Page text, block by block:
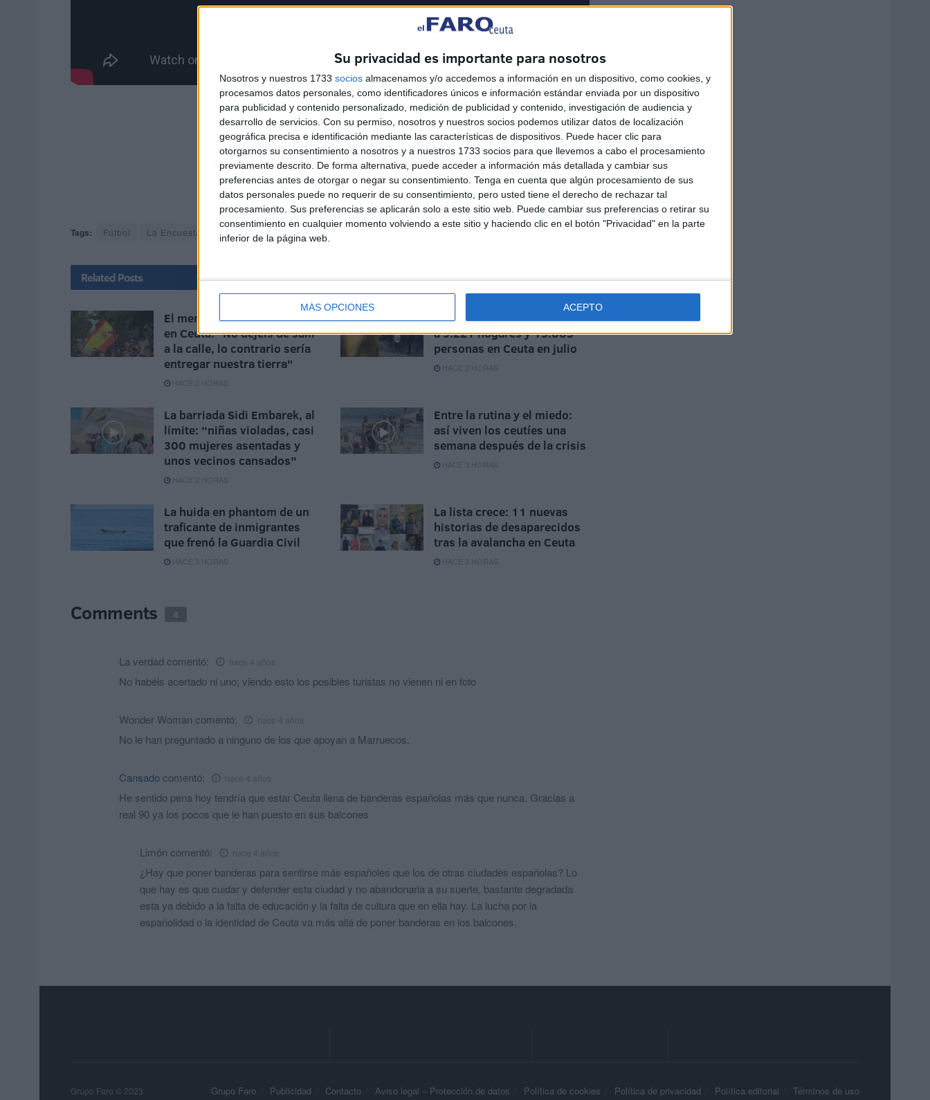
Su privacidad es importante para nosotros
Nosotros y nuestros 1733 socios almacenamos y/o accedemos a información en un dispositivo, como cookies, y
procesamos datos personales, como identificadores únicos e información estándar enviada por un dispositivo
para publicidad y contenido personalizado, medición de publicidad y contenido, investigación de audiencia y
desarrollo de servicios. Con su permiso, nosotros y nuestros socios podemos utilizar datos de localización
geográfica precisa e identificación mediante las características de dispositivos. Puede hacer clic para
otorgarnos su consentimiento a nosotros y a nuestros 1733 socios para que llevemos a cabo el procesamiento
previamente descrito. De forma alternativa, puede acceder a información más detallada y cambiar sus
preferencias antes de otorgar o negar su consentimiento. Tenga en cuenta que algún procesamiento de sus
datos personales puede no requerir de su consentimiento, pero usted tiene el derecho de rechazar tal
procesamiento. Sus preferencias se aplicarán solo a este sitio web. Puede cambiar sus preferencias o retirar su
consentimiento en cualquier momento volviendo a este sitio y haciendo clic en el botón "Privacidad" en la parte
inferior de la página web.
MÁS OPCIONES ACEPTO
Tags: Fútbol La Encuesta Marruecos Vecinos
Related Posts
El mensaje que se hace viral
en Ceuta: "No dejéis de salir
a la calle, lo contrario sería
entregar nuestra tierra"
HACE 2 HORAS
El Ingreso Mínimo Vital llega
a 3.221 hogares y 13.005
personas en Ceuta en julio
HACE 2 HORAS
La barriada Sidi Embarek, al
límite: “niñas violadas, casi
300 mujeres asentadas y
unos vecinos cansados”
HACE 2 HORAS
Entre la rutina y el miedo:
así viven los ceutíes una
semana después de la crisis
HACE 3 HORAS
La huida en phantom de un
traficante de inmigrantes
que frenó la Guardia Civil
HACE 3 HORAS
La lista crece: 11 nuevas
historias de desaparecidos
tras la avalancha en Ceuta
HACE 3 HORAS
Comments 4
La verdad comentó: hace 4 años
No habéis acertado ni uno; viendo esto los posibles turistas no vienen ni en foto
Wonder Woman comentó: hace 4 años
No le han preguntado a ninguno de los que apoyan a Marruecos.
Cansado comentó: hace 4 años
He sentido pena hoy tendría que estar Ceuta llena de banderas españolas más que nunca. Gracias a
real 90 ya los pocos que le han puesto en sus balcones
Limón comentó: hace 4 años
¿Hay que poner banderas para sentirse más españoles que los de otras ciudades españolas? Lo
que hay es que cuidar y defender esta ciudad y no abandonarla a su suerte, bastante degradada
esta ya debido a la falta de educación y la falta de cultura que en ella hay. La lucha por la
españolidad o la identidad de Ceuta va más allá de poner banderas en los balcones.
Grupo Faro Publicidad Contacto Aviso legal – Protección de datos Política de cookies Política de privacidad Política editorial Términos de uso
Grupo Faro © 2023